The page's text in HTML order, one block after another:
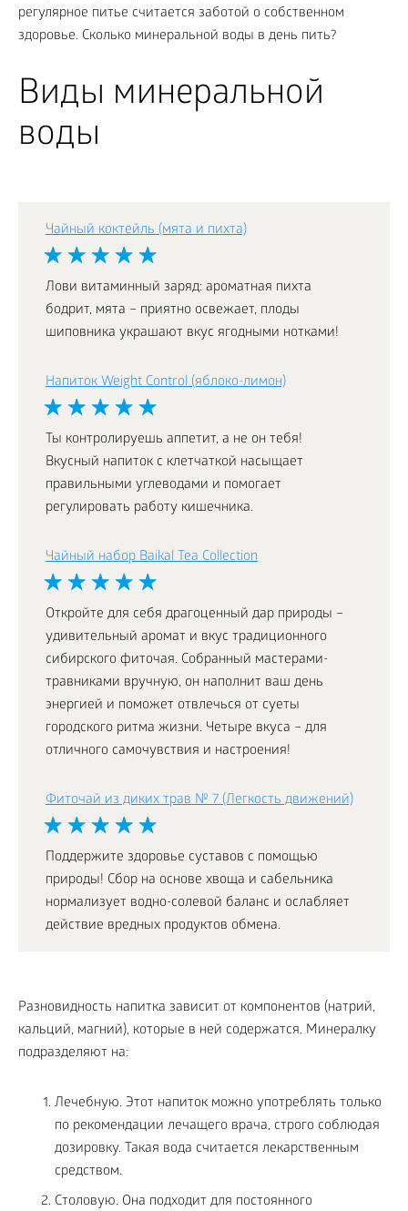
регулярное питье считается заботой о собственном
здоровье. Сколько минеральной воды в день пить?
Виды минеральной
воды
Чайный коктейль (мята и пихта)
Лови витаминный заряд: ароматная пихта
бодрит, мята – приятно освежает, плоды
шиповника украшают вкус ягодными нотками!
Напиток Weight Control (яблоко-лимон)
Ты контролируешь аппетит, а не он тебя!
Вкусный напиток с клетчаткой насыщает
правильными углеводами и помогает
регулировать работу кишечника.
Чайный набор Baikal Tea Collection
Откройте для себя драгоценный дар природы –
удивительный аромат и вкус традиционного
сибирского фиточая. Собранный мастерами-
травниками вручную, он наполнит ваш день
энергией и поможет отвлечься от суеты
городского ритма жизни. Четыре вкуса – для
отличного самочувствия и настроения!
Фиточай из диких трав № 7 (Легкость движений)
Поддержите здоровье суставов с помощью
природы! Сбор на основе хвоща и сабельника
нормализует водно-солевой баланс и ослабляет
действие вредных продуктов обмена.
Разновидность напитка зависит от компонентов (натрий,
кальций, магний), которые в ней содержатся. Минералку
подразделяют на:
Лечебную. Этот напиток можно употреблять только
по рекомендации лечащего врача, строго соблюдая
дозировку. Такая вода считается лекарственным
средством.
Столовую. Она подходит для постоянного